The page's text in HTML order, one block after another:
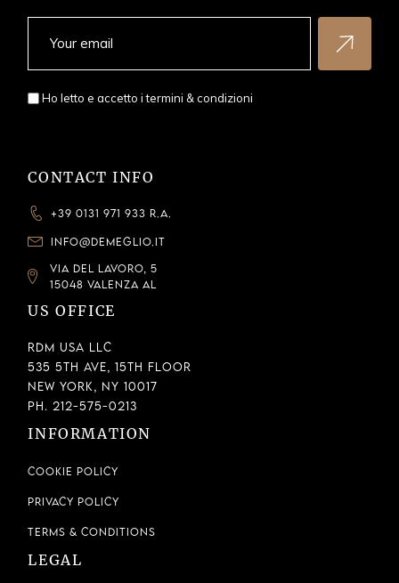
Ho letto e accetto itermini & condizioni
CONTACT INFO
+39 0131 971 933 R.A.
INFO@DEMEGLIO.IT
VIA DEL LAVORO, 5
15048 VALENZA AL
US OFFICE
RDM USA LLC
535 5th Ave, 15th Floor
New York, NY 10017
Ph. 212-575-0213
INFORMATION
Cookie Policy
Privacy Policy
Terms & Conditions
LEGAL